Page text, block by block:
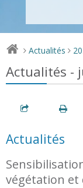
> Actualités >
Actualités -
Actualités
végétation et